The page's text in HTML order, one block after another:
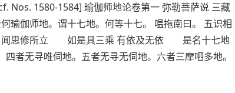
Nos. 1580-1584] 瑜伽师地论卷第一 弥勒菩萨说 三藏
伽师地。谓十七地。何等十七。 嗢拖南曰。 五识相
思修所立 如是具三乘 有依及无依 是名十七地
者无寻唯伺地。五者无寻无伺地。六者三摩呬多地。